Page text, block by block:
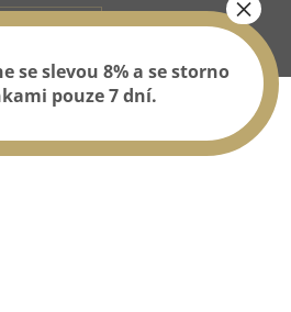
se slevou 8% a se storno
pouze 7 dní.